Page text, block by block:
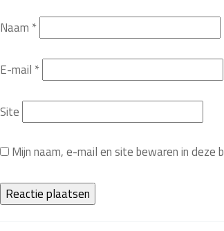
Naam *
E-mail *
Site
Mijn naam, e-mail en site bewaren in